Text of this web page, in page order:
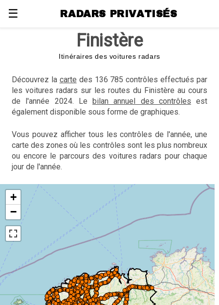
☰ RADARS PRIVATISÉS
Finistère
Itinéraires des voitures radars
Découvrez la carte des 136 785 contrôles effectués par
les voitures radars sur les routes du Finistère au cours
de l'année 2024. Le bilan annuel des contrôles est
également disponible sous forme de graphiques.
Vous pouvez afficher tous les contrôles de l'année, une
carte des zones où les contrôles sont les plus nombreux
ou encore le parcours des voitures radars pour chaque
jour de l'année.
+
−